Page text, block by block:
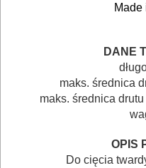
NARZĘDZIA
BUDOWLANE
ELEKTRY..
Made
DANE
maks. średnica
maks. średnica
OPIS
Do cięcia